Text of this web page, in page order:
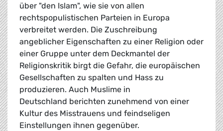
über "den Islam", wie sie von allen
rechtspopulistischen Parteien in Europa
verbreitet werden. Die Zuschreibung
angeblicher Eigenschaften zu einer Religion oder
einer Gruppe unter dem Deckmantel der
Religionskritik birgt die Gefahr, die europäischen
Gesellschaften zu spalten und Hass zu
produzieren. Auch Muslime in
Deutschland berichten zunehmend von einer
Kultur des Misstrauens und feindseligen
Einstellungen ihnen gegenüber.